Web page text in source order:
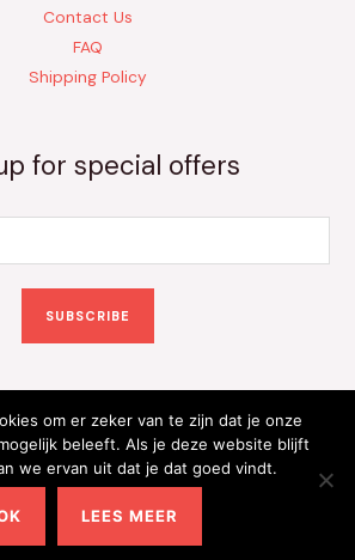
Contact Us
FAQ
Shipping Policy
for special offers
SUBSCRIBE
Onlineshop | Powered by
Onlineshop
om er zeker van te zijn dat je onze
beleeft. Als je deze website blijft
we ervan uit dat je dat goed vindt.
LEES MEER